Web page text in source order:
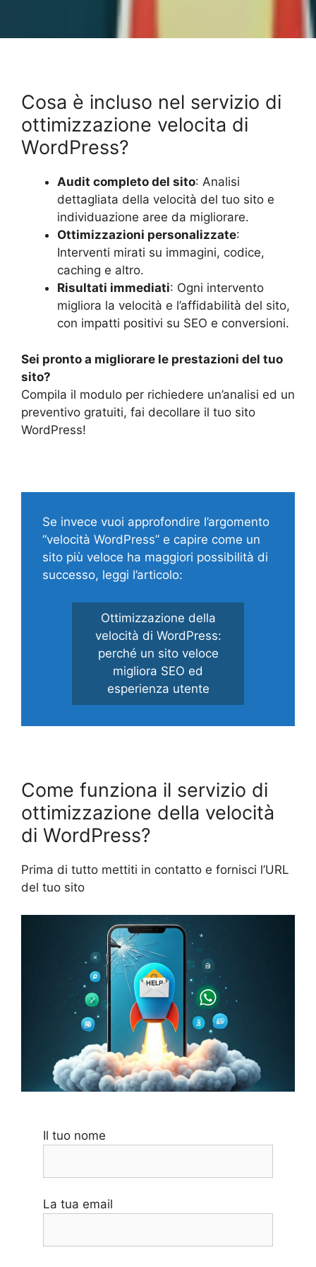
Cosa è incluso nel servizio di
ottimizzazione velocita di
WordPress?
Audit completo del sito: Analisi
dettagliata della velocità del tuo sito e
individuazione aree da migliorare.
Ottimizzazioni personalizzate:
Interventi mirati su immagini, codice,
caching e altro.
Risultati immediati: Ogni intervento
migliora la velocità e l’affidabilità del sito,
con impatti positivi su SEO e conversioni.
Sei pronto a migliorare le prestazioni del tuo
sito?
Compila il modulo per richiedere un’analisi ed un
preventivo gratuiti, fai decollare il tuo sito
WordPress!
Se invece vuoi approfondire l’argomento
“velocità WordPress” e capire come un
sito più veloce ha maggiori possibilità di
successo, leggi l’articolo:
Ottimizzazione della
velocità di WordPress:
perché un sito veloce
migliora SEO ed
esperienza utente
Come funziona il servizio di
ottimizzazione della velocità
di WordPress?
Prima di tutto mettiti in contatto e fornisci l’URL
del tuo sito
Il tuo nome
La tua email